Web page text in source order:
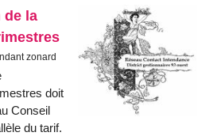
de la
zonard
doit
Conseil
du tarif.